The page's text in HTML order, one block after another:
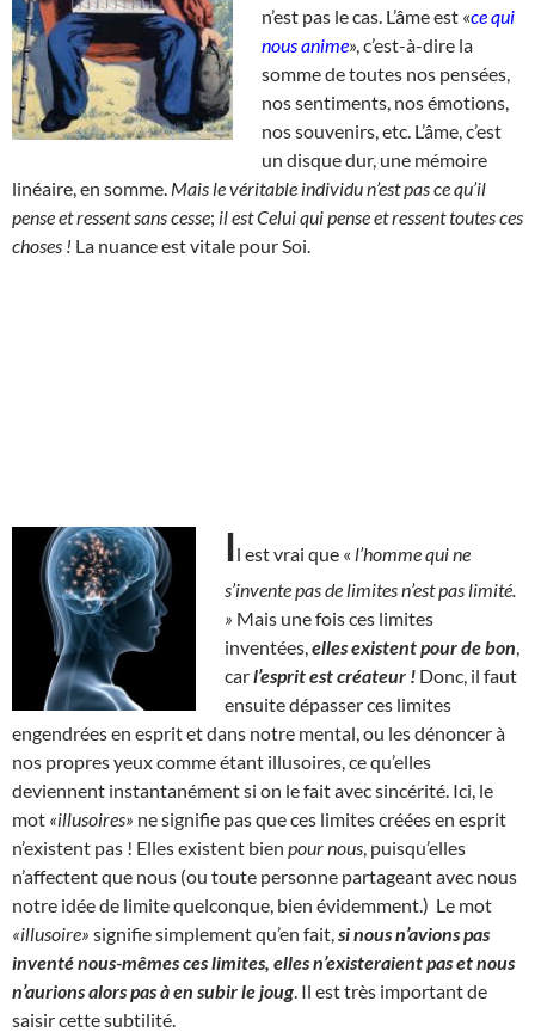
n’est pas le cas. L’âme est «ce qui
nous anime», c’est-à-dire la
somme de toutes nos pensées,
nos sentiments, nos émotions,
nos souvenirs, etc. L’âme, c’est
un disque dur, une mémoire
linéaire, en somme. Mais le véritable individu n’est pas ce qu’il
pense et ressent sans cesse; il est Celui qui pense et ressent toutes ces
choses ! La nuance est vitale pour Soi.
Il est vrai que « l’homme qui ne
s’invente pas de limites n’est pas limité.
» Mais une fois ces limites
inventées, elles existent pour de bon
carl’esprit est créateur ! Donc, il faut
ensuite dépasser ces limites
engendrées en esprit et dans notre mental, ou les dénoncer à
nos propres yeux comme étant illusoires, ce qu’elles
deviennent instantanément si on le fait avec sincérité. Ici, le
mot «illusoires» ne signifie pas que ces limites créées en esprit
n’existent pas ! Elles existent bien pour nous , puisqu’elles
n’affectent que nous (ou toute personne partageant avec nous
notre idée de limite quelconque, bien évidemment.) Le mot
«illusoire» signifie simplement qu’en fait, si nous n’avions pas
inventé nous-mêmes ces limites, elles n’existeraient pas et nous
n’aurions alors pas à en subir le joug . Il est très important de
saisir cette subtilité.